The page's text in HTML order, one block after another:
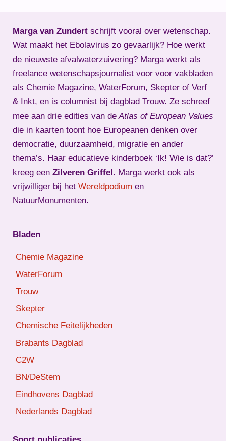
Marga van Zundert schrijft vooral over wetenschap.
Wat maakt het Ebolavirus zo gevaarlijk? Hoe werkt
de nieuwste afvalwaterzuivering? Marga werkt als
freelance wetenschapsjournalist voor voor vakbladen
als Chemie Magazine, WaterForum, Skepter of Verf
& Inkt, en is columnist bij dagblad Trouw. Ze schreef
mee aan drie edities van de Atlas of European Values
die in kaarten toont hoe Europeanen denken over
democratie, duurzaamheid, migratie en ander
thema’s. Haar educatieve kinderboek ‘Ik! Wie is dat?’
kreeg een Zilveren Griffel. Marga werkt ook als
vrijwilliger bij het Wereldpodium en
NatuurMonumenten.
Bladen
Chemie Magazine
WaterForum
Trouw
Skepter
Chemische Feitelijkheden
Brabants Dagblad
C2W
BN/DeStem
Eindhovens Dagblad
Nederlands Dagblad